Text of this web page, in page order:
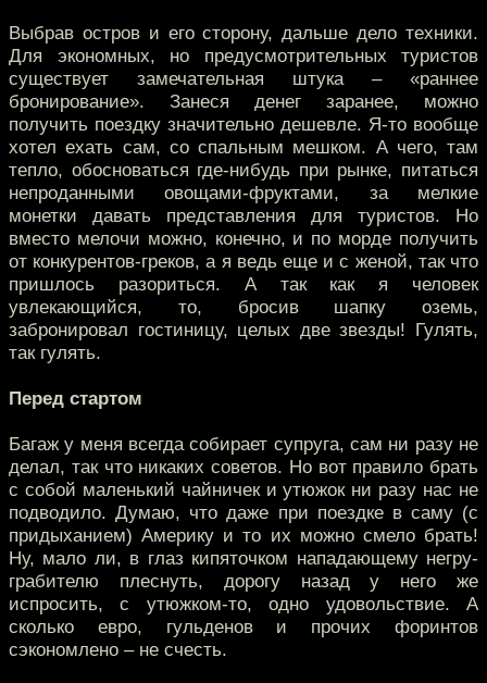
Выбрав остров и его сторону, дальше дело техники.
Для экономных, но предусмотрительных туристов
существует замечательная штука – «раннее
бронирование». Занеся денег заранее, можно
получить поездку значительно дешевле. Я-то вообще
хотел ехать сам, со спальным мешком. А чего, там
тепло, обосноваться где-нибудь при рынке, питаться
непроданными овощами-фруктами, за мелкие
монетки давать представления для туристов. Но
вместо мелочи можно, конечно, и по морде получить
от конкурентов-греков, а я ведь еще и с женой, так что
пришлось разориться. А так как я человек
увлекающийся, то, бросив шапку оземь,
забронировал гостиницу, целых две звезды! Гулять,
так гулять.
Перед стартом
Багаж у меня всегда собирает супруга, сам ни разу не
делал, так что никаких советов. Но вот правило брать
с собой маленький чайничек и утюжок ни разу нас не
подводило. Думаю, что даже при поездке в саму (с
придыханием) Америку и то их можно смело брать!
Ну, мало ли, в глаз кипяточком нападающему негру-
грабителю плеснуть, дорогу назад у него же
испросить, с утюжком-то, одно удовольствие. А
сколько евро, гульденов и прочих форинтов
сэкономлено – не счесть.